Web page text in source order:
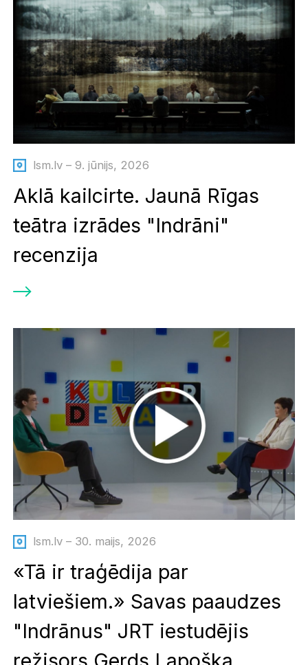
lsm.lv – 9. jūnijs, 2026
Aklā kailcirte. Jaunā Rīgas
teātra izrādes "Indrāni"
recenzija
lsm.lv – 30. maijs, 2026
«Tā ir traģēdija par
latviešiem.» Savas paaudzes
"Indrānus" JRT iestudējis